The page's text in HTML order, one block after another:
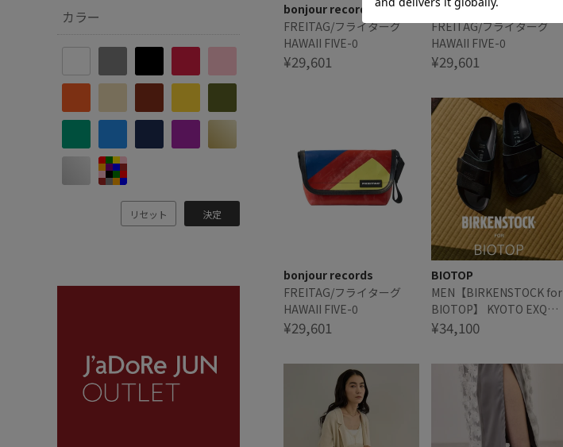
カラー
リセット 決定
bonjour records
FREITAG/フライターグ
HAWAII FIVE-0
¥29,601
bonjour records
FREITAG/フライターグ
HAWAII FIVE-0
¥29,601
bonjour records
FREITAG/フライターグ
HAWAII FIVE-0
¥29,601
BIOTOP
MEN【BIRKENSTOCK for
BIOTOP】 KYOTO EXQ
LEVE/LENA HS BLACK
¥34,100